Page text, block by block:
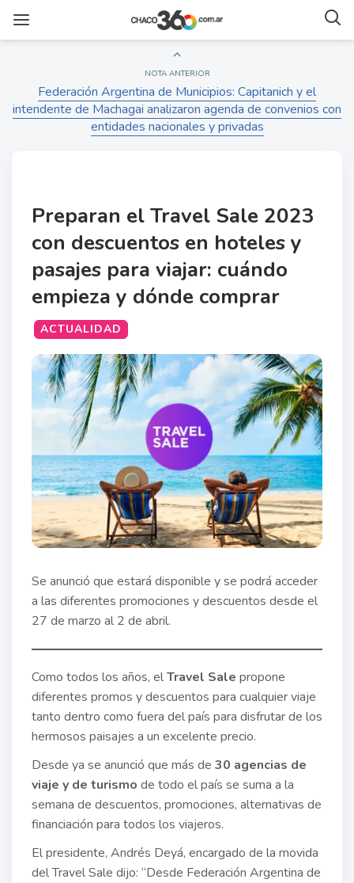
NOTA ANTERIOR
Federación Argentina de Municipios: Capitanich y el
intendente de Machagai analizaron agenda de convenios con
entidades nacionales y privadas
Preparan el Travel Sale 2023
con descuentos en hoteles y
pasajes para viajar: cuándo
empieza y dónde comprar
ACTUALIDAD
Se anunció que estará disponible y se podrá acceder
a las diferentes promociones y descuentos desde el
27 de marzo al 2 de abril.
Como todos los años, elTravel Sale propone
diferentes promos y descuentos para cualquier viaje
tanto dentro como fuera del país para disfrutar de los
hermosos paisajes a un excelente precio.
Desde ya se anunció que más de 30 agencias de
viaje y de turismo de todo el país se suma a la
semana de descuentos, promociones, alternativas de
financiación para todos los viajeros.
El presidente, Andrés Deyá, encargado de la movida
del Travel Sale dijo: “Desde Federación Argentina de